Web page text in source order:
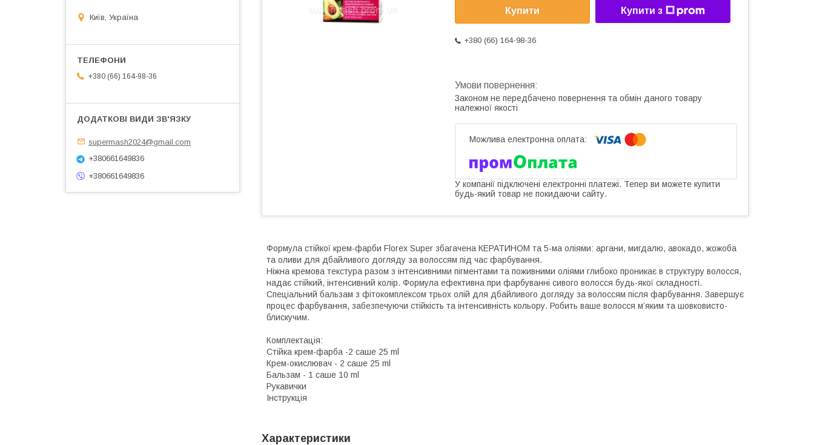
Купити Купити з
+380 (66) 164-98-36
Законом не передбачено повернення та обмін даного товару
належної якості
У компанії підключені електронні платежі. Тепер ви можете купити
будь-який товар не покидаючи сайту.
Формула стійкої крем-фарби Florex Super збагачена КЕРАТИНОМ та 5-ма оліями: аргани, мигдалю, авокадо, жожоба
та оливи для дбайливого догляду за волоссям під час фарбування.
Ніжна кремова текстура разом з інтенсивними пігментами та поживними оліями глибоко проникає в структуру волосся,
надає стійкий, інтенсивний колір. Формула ефективна при фарбуванні сивого волосся будь-якої складності.
Спеціальний бальзам з фітокомплексом трьох олій для дбайливого догляду за волоссям після фарбування. Завершує
процес фарбування, забезпечуючи стійкість та інтенсивність кольору. Робить ваше волосся м’яким та шовковисто-
блискучим.
Комплектація:
Стійка крем-фарба -2 саше 25 ml
Крем-окислювач - 2 саше 25 ml
Бальзам - 1 саше 10 ml
Рукавички
Інструкція
Характеристики
Київ, Україна
+380 (66) 164-98-36
supermash2024@gmail.com
+380661649836
+380661649836